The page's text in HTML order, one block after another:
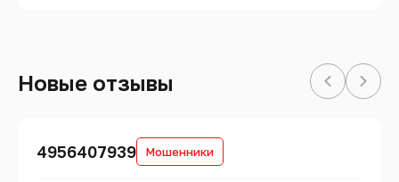
Новые отзывы
4956407939 Мошенники